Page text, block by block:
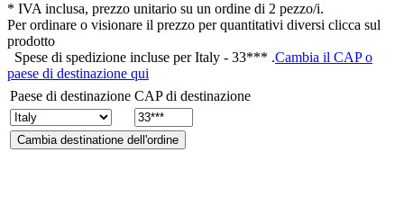
* IVA inclusa, prezzo unitario su un ordine di 2 pezzo/i.
Per ordinare o visionare il prezzo per quantitativi diversi clicca sul
prodotto
Spese di spedizione incluse perItaly - 33*** .Cambia il CAP o
paese di destinazione qui
Paese di destinazione CAP di destinazione